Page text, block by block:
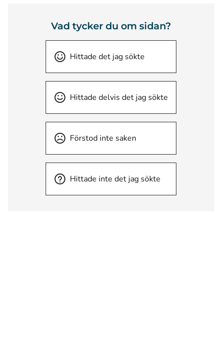
Vad tycker du om sidan?
Hittade det jag sökte
Hittade delvis det jag sökte
Förstod inte saken
Hittade inte det jag sökte